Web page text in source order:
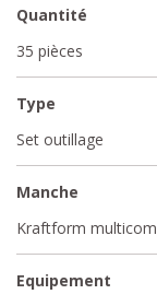
Quantité
35 pièces
Type
Set outillage
Manche
Kraftform
Equipement